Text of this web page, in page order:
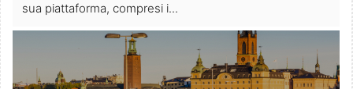
sua piattaforma, compresi i...